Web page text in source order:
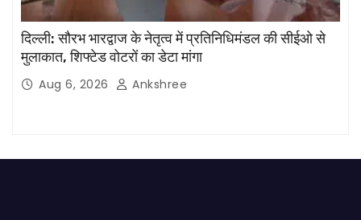
दिल्ली: सौरभ भारद्वाज के नेतृत्व में प्रतिनिधिमंडल की सीईओ से
मुलाकात, शिफ्टेड वोटरों का डेटा मांगा
Aug 6, 2026 Ankshree